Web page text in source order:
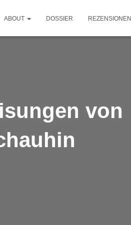
ABOUT DOSSIER REZENSIONEN
von